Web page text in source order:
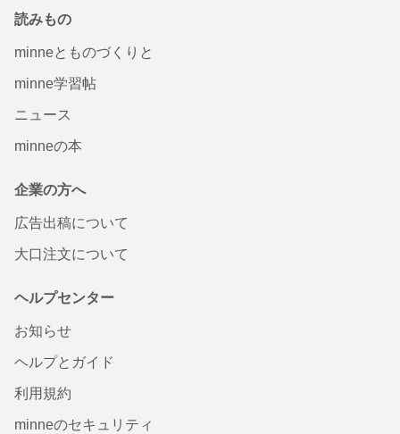
読みもの
minneとものづくりと
minne学習帖
ニュース
minneの本
企業の方へ
広告出稿について
大口注文について
ヘルプセンター
お知らせ
ヘルプとガイド
利用規約
minneのセキュリティ